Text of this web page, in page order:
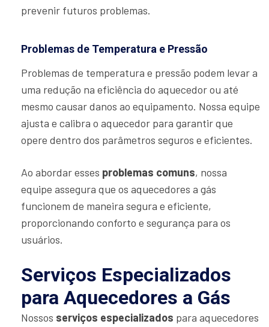
prevenir futuros problemas.
Problemas de Temperatura e Pressão
Problemas de temperatura e pressão podem levar a
uma redução na eficiência do aquecedor ou até
mesmo causar danos ao equipamento. Nossa equipe
ajusta e calibra o aquecedor para garantir que
opere dentro dos parâmetros seguros e eficientes.
Ao abordar esses problemas comuns, nossa
equipe assegura que os aquecedores a gás
funcionem de maneira segura e eficiente,
proporcionando conforto e segurança para os
usuários.
Serviços Especializados
para Aquecedores a Gás
Nossos serviços especializados para aquecedores